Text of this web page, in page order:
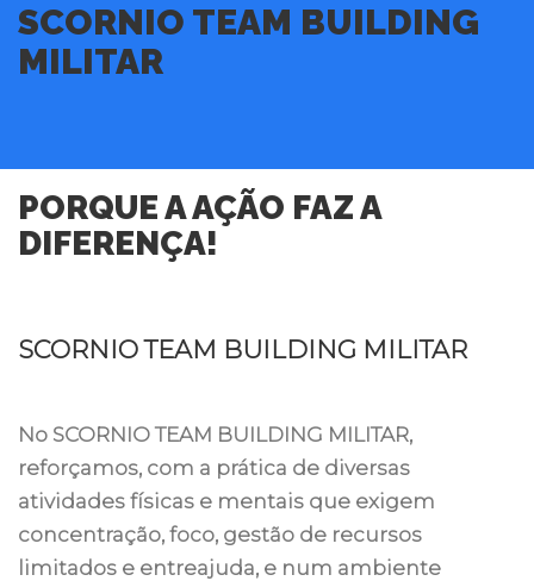
SCORNIO TEAM BUILDING
MILITAR
PORQUE A AÇÃO FAZ A
DIFERENÇA!
SCORNIO TEAM BUILDING MILITAR
No SCORNIO TEAM BUILDING MILITAR,
reforçamos, com a prática de diversas
atividades físicas e mentais que exigem
concentração, foco, gestão de recursos
limitados e entreajuda, e num ambiente